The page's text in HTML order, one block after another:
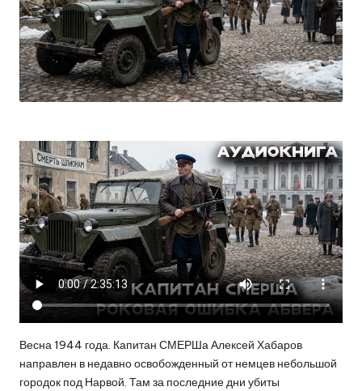
Весна 1944 года. Капитан СМЕРШа Алексей Хабаров
направлен в недавно освобожденный от немцев небольшой
городок под Нарвой. Там за последние дни убиты